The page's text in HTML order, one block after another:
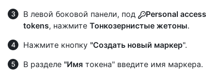
В левой боковой панели, под
Personal access
tokens, нажмите Тонкозернистые жетоны.
Нажмите кнопку "Создать новый маркер".
В разделе "Имя токена" введите имя маркера.